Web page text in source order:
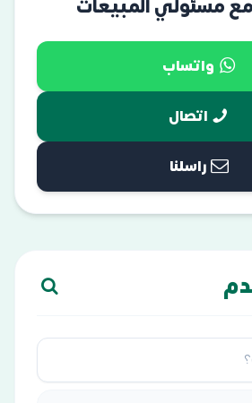
مسئولي المبيعات
واتساب
اتصال
راسلنا